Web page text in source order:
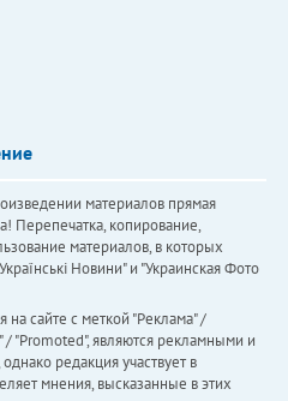
материалов прямая
Перепечатка, копирование,
материалов, в которых
Новини" и "Украинская Фото
сайте с меткой "Реклама" /
"Promoted", являются рекламными и
редакция участвует в
мнения, высказанные в этих